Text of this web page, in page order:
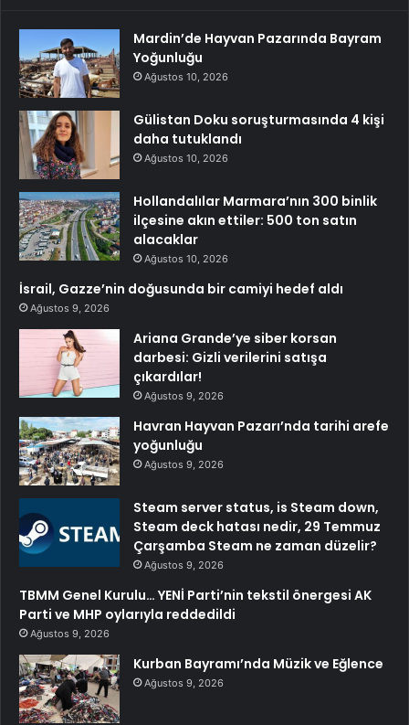
Mardin’de Hayvan Pazarında Bayram
Yoğunluğu
Ağustos 10, 2026
Gülistan Doku soruşturmasında 4 kişi
daha tutuklandı
Ağustos 10, 2026
Hollandalılar Marmara’nın 300 binlik
ilçesine akın ettiler: 500 ton satın
alacaklar
Ağustos 10, 2026
İsrail, Gazze’nin doğusunda bir camiyi hedef aldı
Ağustos 9, 2026
Ariana Grande’ye siber korsan
darbesi: Gizli verilerini satışa
çıkardılar!
Ağustos 9, 2026
Havran Hayvan Pazarı’nda tarihi arefe
yoğunluğu
Ağustos 9, 2026
Steam server status, is Steam down,
Steam deck hatası nedir, 29 Temmuz
Çarşamba Steam ne zaman düzelir?
Ağustos 9, 2026
TBMM Genel Kurulu… YENİ Parti’nin tekstil önergesi AK
Parti ve MHP oylarıyla reddedildi
Ağustos 9, 2026
Kurban Bayramı’nda Müzik ve Eğlence
Ağustos 9, 2026